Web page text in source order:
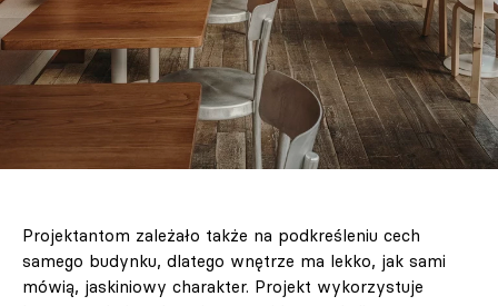
Projektantom zależało także na podkreśleniu cech
samego budynku, dlatego wnętrze ma lekko, jak sami
mówią, jaskiniowy charakter. Projekt wykorzystuje